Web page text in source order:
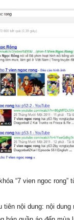
“7 vien ngoc rong”
tiên nội dung: nội dung